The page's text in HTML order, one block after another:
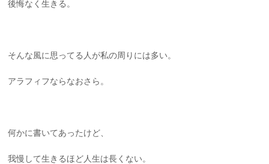
後悔なく生きる。
そんな風に思ってる人が私の周りには多い。
アラフィフならなおさら。
何かに書いてあったけど、
我慢して生きるほど人生は長くない。